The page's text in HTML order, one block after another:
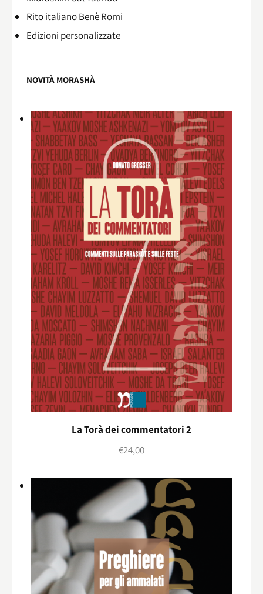
Rito italiano Benè Romi​
Edizioni personalizzate
NOVITÀ MORASHÀ
La Torà dei commentatori 2
€24,00